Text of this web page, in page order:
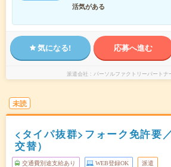
活気がある
気になる! 応募へ進む
派遣会社 パーソルファクトリーパートナ
未読
<タイパ抜群>フォーク免許要
交替）
交通費別途支給あり WEB登録OK 派遣